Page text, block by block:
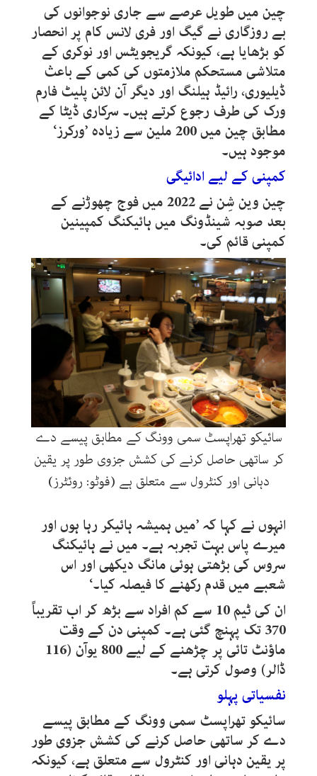
چین میں طویل عرصے سے جاری نوجوانوں کی
بے روزگاری نے گیگ اور فری لانس کام پر انحصار
کو بڑھایا ہے، کیونکہ گریجویٹس اور نوکری کے
متلاشی مستحکم ملازمتوں کی کمی کے باعث
ڈیلیوری، رائیڈ ہیلنگ اور دیگر آن لائن پلیٹ فارم
ورک کی طرف رجوع کرتے ہیں۔ سرکاری ڈیٹا کے
مطابق چین میں 200 ملین سے زیادہ ’ورکرز‘
موجود ہیں۔
کمپنی کے لیے ادائیگی
چین وین شِن نے 2022 میں فوج چھوڑنے کے
بعد صوبہ شینڈونگ میں ہائیکنگ کمپینین
کمپنی قائم کی۔
سائیکو تھراپسٹ سمی وونگ کے مطابق پیسے دے
کر ساتھی حاصل کرنے کی کشش جزوی طور پر یقین
دہانی اور کنٹرول سے متعلق ہے (فوٹو: روئٹرز)
انہوں نے کہا کہ ’میں ہمیشہ ہائیکر رہا ہوں اور
میرے پاس بہت تجربہ ہے۔ میں نے ہائیکنگ
سروس کی بڑھتی ہوئی مانگ دیکھی اور اس
شعبے میں قدم رکھنے کا فیصلہ کیا۔‘
ان کی ٹیم 10 سے کم افراد سے بڑھ کر اب تقریباً
370 تک پہنچ گئی ہے۔ کمپنی دن کے وقت
ماؤنٹ تائی پر چڑھنے کے لیے 800 یوآن (116
ڈالر) وصول کرتی ہے۔
نفسیاتی پہلو
سائیکو تھراپسٹ سمی وونگ کے مطابق پیسے
دے کر ساتھی حاصل کرنے کی کشش جزوی طور
پر یقین دہانی اور کنٹرول سے متعلق ہے، کیونکہ